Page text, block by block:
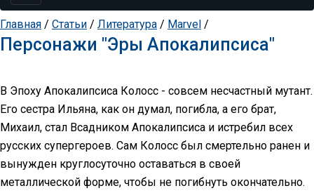
navigation
Главная / Статьи / Литература / Marvel /
Персонажи "Эры Апокалипсиса"
В Эпоху Апокалипсиса Колосс - совсем несчастный мутант.
Его сестра Ильяна, как он думал, погибла, а его брат,
Михаил, стал Всадником Апокалипсиса и истребил всех
русских супергероев. Сам Колосс был смертельно ранен и
вынужден круглосуточно оставаться в своей
металлической форме, чтобы не погибнуть окончательно.